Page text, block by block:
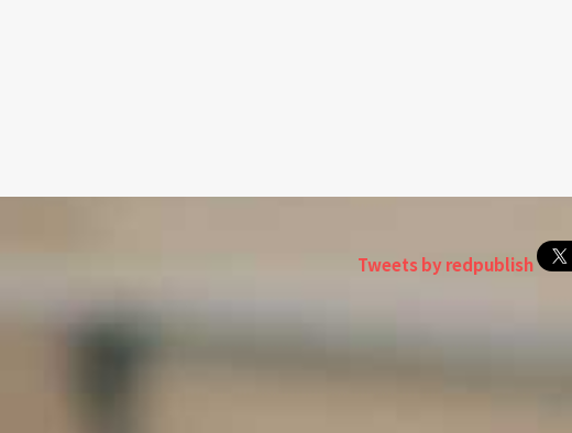
Tweets by redpublish